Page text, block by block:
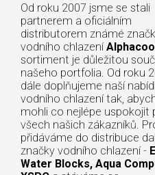
Od roku 2007 jsme se stali
partnerem a oficiálním
distributorem známé
vodního chlazení
sortiment je důležitou
našeho portfolia. Od roku
dále doplňujeme naší
vodního chlazení tak,
mohli co nejlépe uspokojit
všech našich zákazníků.
přidáváme do distribuce
značky vodního chlazení -
Water Blocks, Aqua